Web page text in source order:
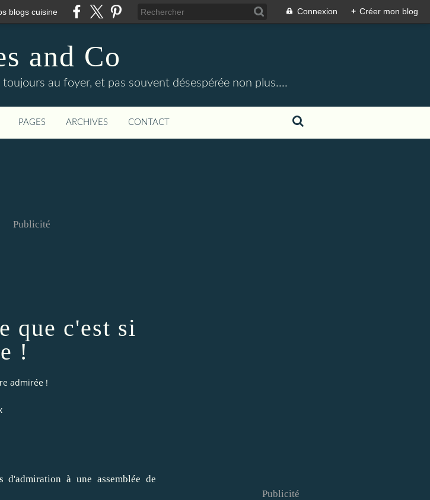
blogs cuisine Connexion + Créer mon blog
and Co
au foyer, et pas souvent désespérée non plus....
PAGES ARCHIVES CONTACT
Publicité
que c'est si
!
admirée !
à une assemblée de
Publicité